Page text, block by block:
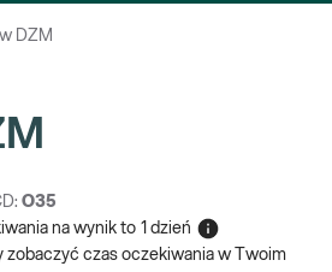
DZM
O35
na wynik to 1 dzień
zobaczyć czas oczekiwania w Twoim